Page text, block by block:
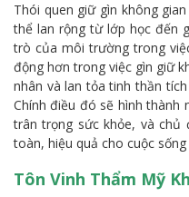
Thói quen giữ gìn không
thể lan rộng từ lớp học đến
trò của môi trường trong
động hơn trong việc gìn giữ
nhân và lan tỏa tinh thần
Chính điều đó sẽ hình
trân trọng sức khỏe, và chủ
toàn, hiệu quả cho cuộc sống
Tôn Vinh Thẩm Mỹ